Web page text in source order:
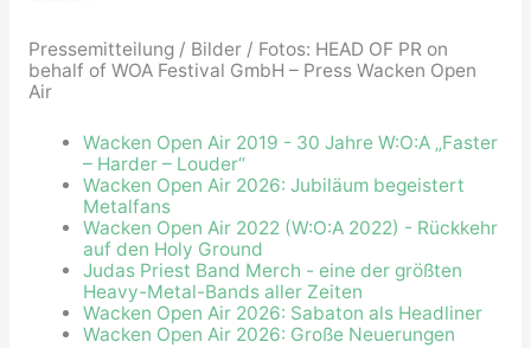
Pressemitteilung / Bilder / Fotos: HEAD OF PR on
behalf of WOA Festival GmbH – Press Wacken Open
Air
Wacken Open Air 2019 - 30 Jahre W:O:A „Faster
– Harder – Louder“
Wacken Open Air 2026: Jubiläum begeistert
Metalfans
Wacken Open Air 2022 (W:O:A 2022) - Rückkehr
auf den Holy Ground
Judas Priest Band Merch - eine der größten
Heavy-Metal-Bands aller Zeiten
Wacken Open Air 2026: Sabaton als Headliner
Wacken Open Air 2026: Große Neuerungen